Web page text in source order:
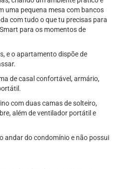
uma pequena mesa com bancos
com tudo o que tu precisas para
para os momentos de
e o apartamento dispõe de
de casal confortável, armário,
com duas camas de solteiro,
além de ventilador portátil e
andar do condomínio e não possui